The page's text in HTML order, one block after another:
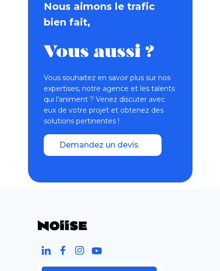
Nous aimons le trafic
bien fait,
Vous aussi ?
Vous souhaitez en savoir plus sur nos
expertises, notre agence et les talents
qui l’animent ? Venez discuter avec
eux de votre projet et obtenez des
solutions pertinentes !
Demandez un devis